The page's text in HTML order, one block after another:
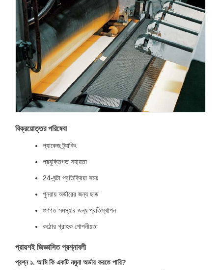
বিক্রয়োত্তর পরিষেবা
প্যাকেজ ট্র্যাকিং
প্রযুক্তিগত সহায়তা
24-ঘন্টা প্রতিক্রিয়া সময়
পুনরায় অর্ডারের জন্য ছাড়
গুণগত সমস্যার জন্য প্রতিস্থাপন
কঠোর গ্রাহক গোপনীয়তা
প্রায়শই জিজ্ঞাসিত প্রশ্নাবলী
প্রশ্ন ১. আমি কি একটি নমুনা অর্ডার করতে পারি?